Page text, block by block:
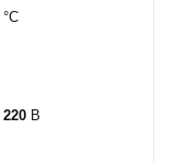
°C
220 В